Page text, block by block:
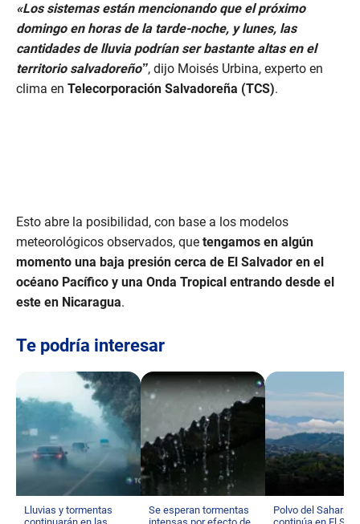
«Los sistemas están mencionando que el próximo
domingo en horas de la tarde-noche, y lunes, las
cantidades de lluvia podrían ser bastante altas en el
territorio salvadoreño”, dijo Moisés Urbina, experto en
clima en Telecorporación Salvadoreña (TCS).
Esto abre la posibilidad, con base a los modelos
meteorológicos observados, que tengamos en algún
momento una baja presión cerca de El Salvador en el
océano Pacífico y una Onda Tropical entrando desde el
este en Nicaragua.
Te podría interesar
Lluvias y tormentas
Se esperan tormentas
Polvo del Sahara